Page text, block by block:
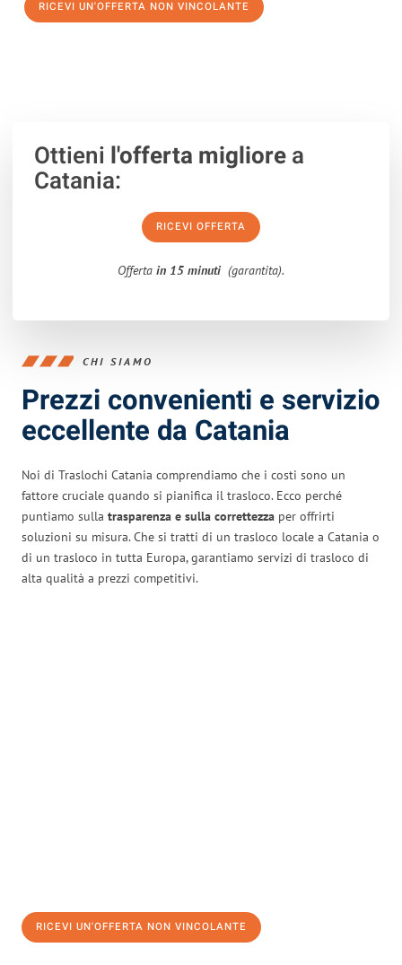
RICEVI UN'OFFERTA NON VINCOLANTE
Ottieni l'offerta migliorea
Catania:
RICEVI OFFERTA
Offerta in 15 minuti (garantita).
CHI SIAMO
Prezzi convenienti e servizio
eccellente da Catania
Noi di Traslochi Catania comprendiamo che i costi sono un
fattore cruciale quando si pianifica il trasloco. Ecco perché
puntiamo sulla trasparenza e sulla correttezza per offrirti
soluzioni su misura. Che si tratti di un trasloco locale a Catania o
di un trasloco in tutta Europa, garantiamo servizi di trasloco di
alta qualità a prezzi competitivi.
RICEVI UN'OFFERTA NON VINCOLANTE